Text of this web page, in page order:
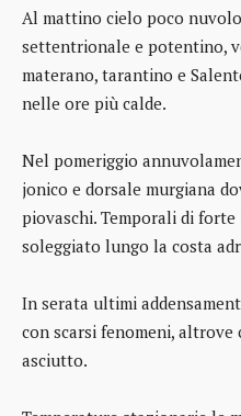
Al mattino cielo poco
settentrionale e potentino,
materano, tarantino e
nelle ore più calde.
Nel pomeriggio
jonico e dorsale murgiana
piovaschi. Temporali di
soleggiato lungo la costa
In serata ultimi
con scarsi fenomeni,
asciutto.